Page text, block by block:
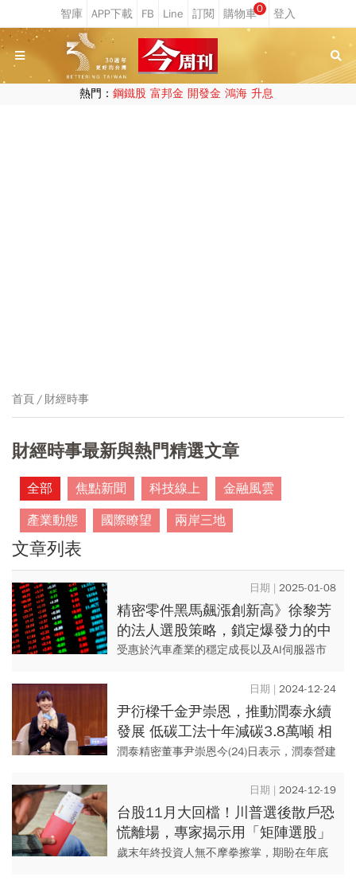
0
熱門： 鋼鐵股 富邦金 開發金 鴻海 升息
首頁 財經時事
財經時事最新與熱門精選文章
全部 焦點新聞 科技線上
金融風雲
產業動態
國際瞭望 兩岸三地
文章列表
2025-01-08
精密零件黑馬飆漲創新高》徐黎芳
的法人選股策略，鎖定爆發力的中
小型股
受惠於汽車產業的穩定成長以及AI伺服器市
號：2233）成為市場焦點。短短四個月，股
價飆漲逾80%！這匹黑...
2024-12-24
尹衍樑千金尹崇恩，推動潤泰永續
發展 低碳工法十年減碳3.8萬噸 相
當於百座大安森林公園吸碳量
潤泰精密董事尹崇恩今(24)日表示，潤泰營建
二氧化碳排放量，相當於100座大安森林公園
每年的碳吸...
2024-12-19
台股11月大回檔！川普選後散戶恐
慌離場，專家揭示用「矩陣選股」
年底搶賺紅包錢
歲末年終投資人無不摩拳擦掌，期盼在年底